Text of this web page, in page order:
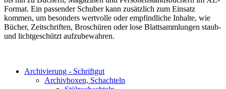
Format. Ein passender Schuber kann zusätzlich zum Einsatz
kommen, um besonders wertvolle oder empfindliche Inhalte, wie
Bücher, Zeitschriften, Broschüren oder lose Blattsammlungen staub-
und lichtgeschützt aufzubewahren.
Archivierung - Schriftgut
Archivboxen, Schachteln